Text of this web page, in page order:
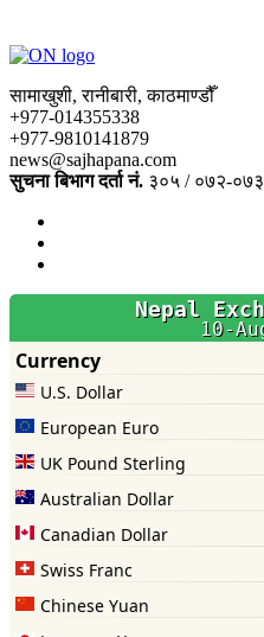
सामाखुशी, रानीबारी, काठमाण्डौँ
+977-014355338
+977-9810141879
news@sajhapana.com
सुचना बिभाग दर्ता नं. ३०५ / ०७२-०७३